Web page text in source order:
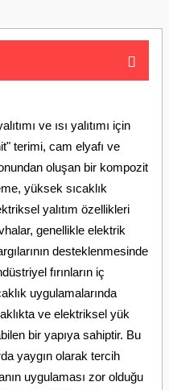
ve ısı yalıtımı için
terimi, cam elyafı ve
oluşan bir kompozit
yüksek sıcaklık
yalıtım özellikleri
genellikle elektrik
desteklenmesinde
fırınların iç
uygulamalarında
ve elektriksel yük
bir yapıya sahiptir. Bu
yaygın olarak tercih
uygulaması zor olduğu